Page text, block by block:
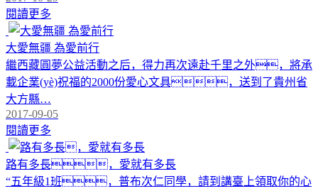
閱讀更多
大愛無疆 為愛前行
繼西藏圓夢公益活動之后，得力再次遠赴千里之外，將承
載企業(yè)祝福的2000份愛心文具，送到了貴州省
大方縣…
2017-09-05
閱讀更多
路有多長，愛就有多長
“五年級1班，普布次仁同學，請到講臺上領取你的心